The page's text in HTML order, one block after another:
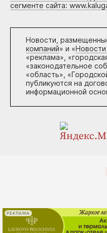
сегменте сайта:
Новости,
компаний» и «
«реклама»,
«законодательное
«область»,
публикуются на
информационной
РЕКЛАМА